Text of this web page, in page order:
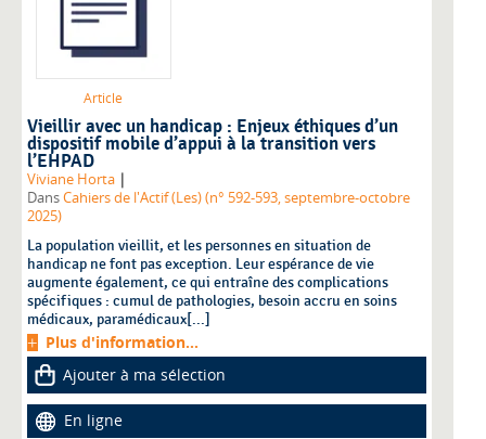
Article
Vieillir avec un handicap : Enjeux éthiques d’un
dispositif mobile d’appui à la transition vers
l’EHPAD
Viviane Horta |
DansCahiers de l'Actif (Les) (n° 592-593, septembre-octobre
2025)
La population vieillit, et les personnes en situation de
handicap ne font pas exception. Leur espérance de vie
augmente également, ce qui entraîne des complications
spécifiques : cumul de pathologies, besoin accru en soins
médicaux, paramédicaux[...]
Plus d'information...
Ajouter à ma sélection
En ligne